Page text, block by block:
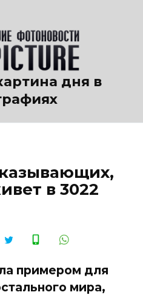
дня в
в 3022
примером для
мира,